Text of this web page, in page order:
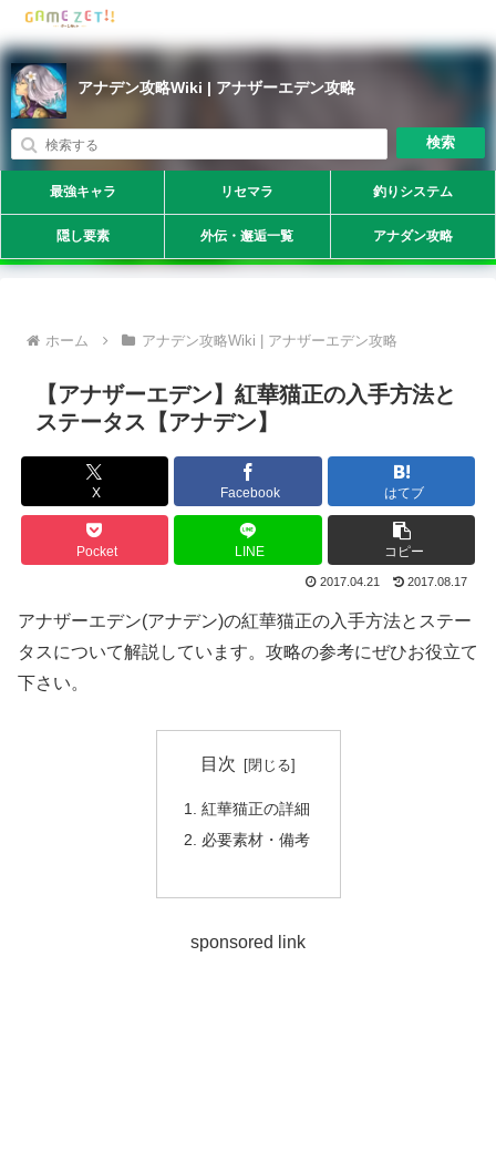
アナデン攻略Wiki | アナザーエデン攻略
検索
最強キャラ リセマラ 釣りシステム
隠し要素 外伝・邂逅一覧 アナダン攻略
ホーム アナデン攻略Wiki | アナザーエデン攻略
【アナザーエデン】紅華猫正の入手方法と
ステータス【アナデン】
X Facebook はてブ
Pocket LINE コピー
2017.04.21 2017.08.17
アナザーエデン(アナデン)の紅華猫正の入手方法とステー
タスについて解説しています。攻略の参考にぜひお役立て
下さい。
目次
紅華猫正の詳細
必要素材・備考
sponsored link